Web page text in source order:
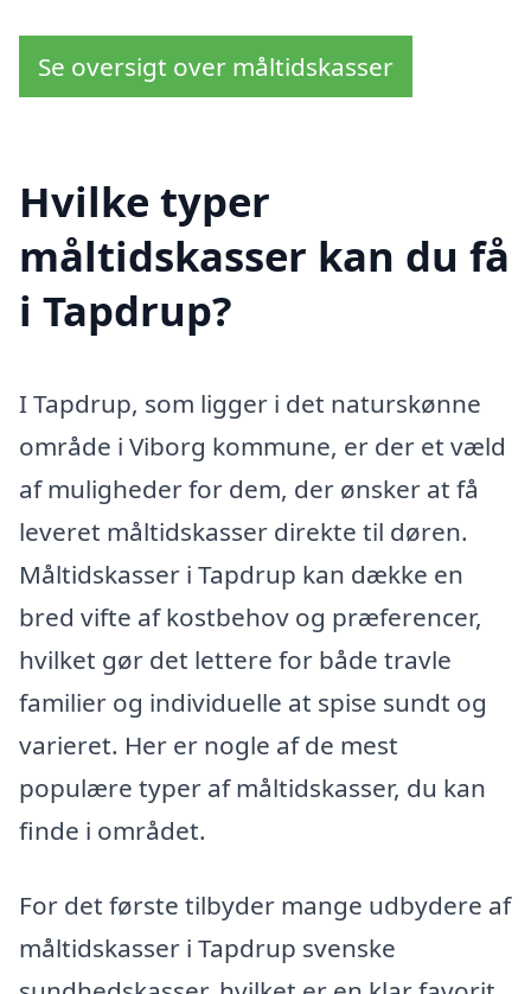
Se oversigt over måltidskasser
Hvilke typer
måltidskasser kan du få
i Tapdrup?
I Tapdrup, som ligger i det naturskønne
område i Viborg kommune, er der et væld
af muligheder for dem, der ønsker at få
leveret måltidskasser direkte til døren.
Måltidskasser i Tapdrup kan dække en
bred vifte af kostbehov og præferencer,
hvilket gør det lettere for både travle
familier og individuelle at spise sundt og
varieret. Her er nogle af de mest
populære typer af måltidskasser, du kan
finde i området.
For det første tilbyder mange udbydere af
måltidskasser i Tapdrup svenske